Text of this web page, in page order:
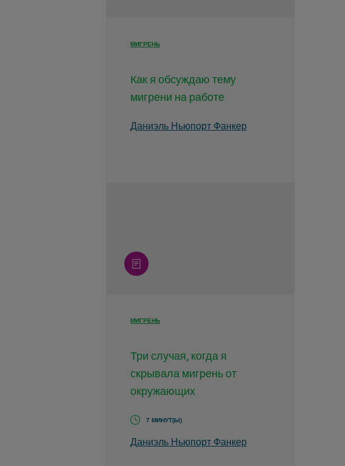
МИГРЕНЬ
Как я обсуждаю тему
мигрени на работе
Даниэль Ньюпорт Фанкер
article
МИГРЕНЬ
Три случая, когда я
скрывала мигрень от
окружающих
7 МИНУТ(Ы)
Даниэль Ньюпорт Фанкер